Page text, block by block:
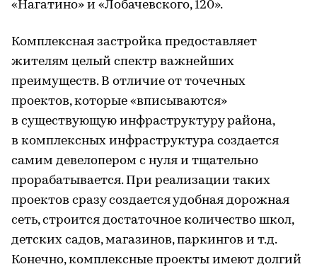
«Нагатино» и «Лобачевского, 120».
Комплексная застройка предоставляет
жителям целый спектр важнейших
преимуществ. В отличие от точечных
проектов, которые «вписываются»
в существующую инфраструктуру района,
в комплексных инфраструктура создается
самим девелопером с нуля и тщательно
прорабатывается. При реализации таких
проектов сразу создается удобная дорожная
сеть, строится достаточное количество школ,
детских садов, магазинов, паркингов и т.д.
Конечно, комплексные проекты имеют долгий